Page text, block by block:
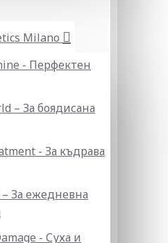
Milano
- Перфектен
– За боядисана
- За къдрава
За ежедневна
- Суха и